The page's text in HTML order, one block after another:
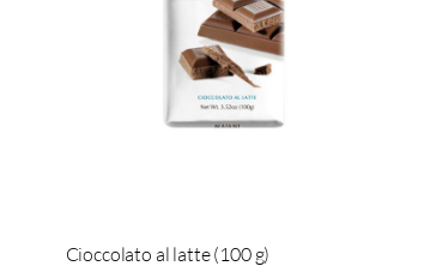
Cioccolato al latte (100 g)